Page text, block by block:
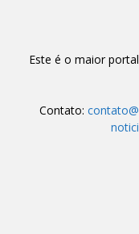
Este é o maior
Contato: